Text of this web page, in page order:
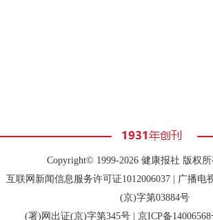
Copyright© 1999-2026 健康报社 版权
互联网新闻信息服务许可证1012006037 | 广播电
(京)字第03884号
(署)网出证(京)字第345号 | 京ICP备14006568